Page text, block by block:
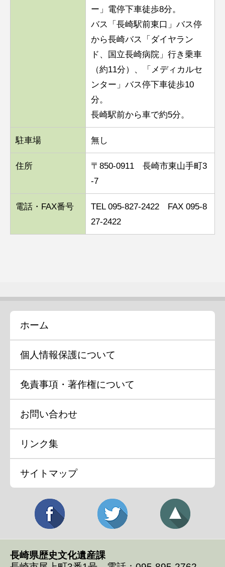
ー」電停下車徒歩8分。
バス「長崎駅前東口」バス停
から長崎バス「ダイヤラン
ド、国立長崎病院」行き乗車
（約11分）、「メディカルセ
ンター」バス停下車徒歩10
分。
長崎駅前から車で約5分。
駐車場 無し
住所
〒850-0911 長崎市東山手町3
-7
電話・FAX番号
TEL 095-827-2422 FAX 095-8
27-2422
ホーム
個人情報保護について
免責事項・著作権について
お問い合わせ
リンク集
サイトマップ
長崎県歴史文化遺産課